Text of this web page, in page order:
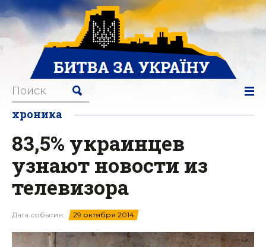
хроника
83,5% украинцев
узнают новости из
телевизора
Дата события: 29 октября 2014